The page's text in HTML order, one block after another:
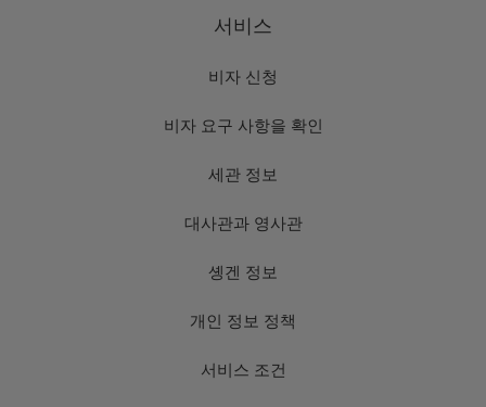
서비스
비자 신청
비자 요구 사항을 확인
세관 정보
대사관과 영사관
솅겐 정보
개인 정보 정책
서비스 조건